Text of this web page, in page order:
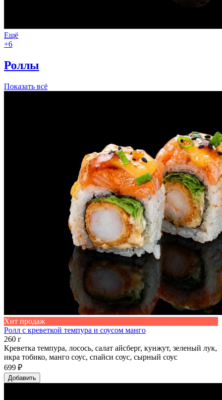
Ещё
+6
Роллы
Показать всё
Хит продаж
Ролл с креветкой темпура и соусом манго
260 г
Креветка темпура, лосось, салат айсберг, кунжут, зеленый лук,
икра тобико, манго соус, спайси соус, сырный соус
699 ₽
Добавить